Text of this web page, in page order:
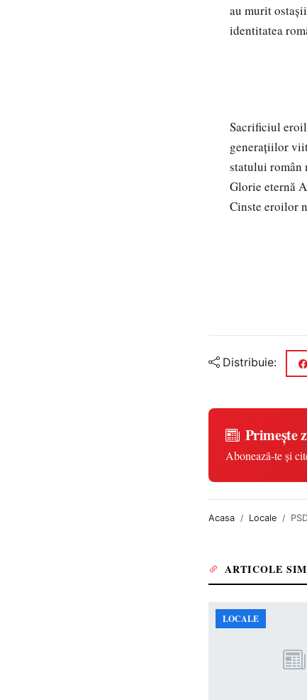
au murit
identitatea
Sacrificiul
generațiilor
statului român
Glorie eternă
Cinste eroilor
Distribuie:
Primește
Abonează-te și
Acasa Locale
ARTICOLE
LOCALE